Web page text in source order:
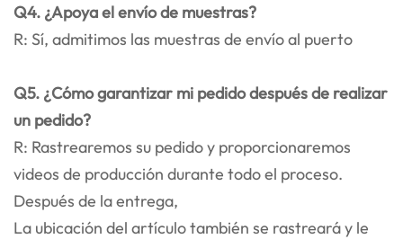
Q4. ¿Apoya el envío de muestras?
R: Sí, admitimos las muestras de envío al puerto
Q5. ¿Cómo garantizar mi pedido después de realizar
un pedido?
R: Rastrearemos su pedido y proporcionaremos
videos de producción durante todo el proceso.
Después de la entrega,
La ubicación del artículo también se rastreará y le